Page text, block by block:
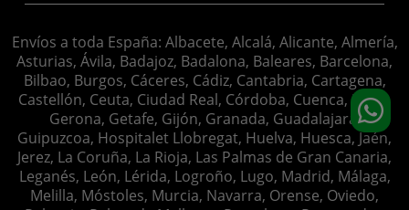
Envíos a toda España: Albacete, Alcalá, Alicante, Almería,
Asturias, Ávila, Badajoz, Badalona, Baleares, Barcelona,
Bilbao, Burgos, Cáceres, Cádiz, Cantabria, Cartagena,
Castellón, Ceuta, Ciudad Real, Córdoba, Cuenca, Elche,
Gerona, Getafe, Gijón, Granada, Guadalajara,
Guipuzcoa, Hospitalet Llobregat, Huelva, Huesca, Jaén,
Jerez, La Coruña, La Rioja, Las Palmas de Gran Canaria,
Leganés, León, Lérida, Logroño, Lugo, Madrid, Málaga,
Melilla, Móstoles, Murcia, Navarra, Orense, Oviedo,